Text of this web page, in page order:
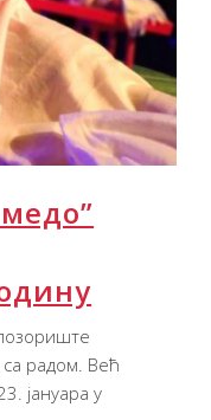
радом. Већ
јануара у